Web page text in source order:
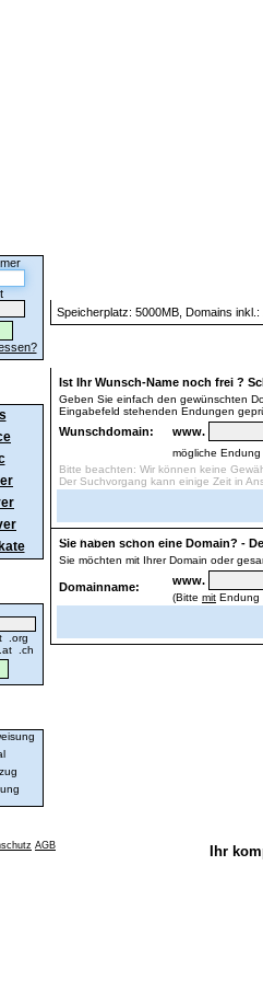
.org
.ch
Speicherplatz: 5000MB, Domains
Ist Ihr Wunsch-Name noch frei ?
Geben Sie einfach den gewünschten
Eingabefeld stehenden Endungen
Wunschdomain: www.
mögliche
Bitte beachten: Wir können keine
Der Suchvorgang kann einige Zeit in
Providerwechsel
Sie haben schon eine Domain? -
Sie möchten mit Ihrer Domain oder
Domainname: www.
(Bitte mit Endung
AGB
Ihr